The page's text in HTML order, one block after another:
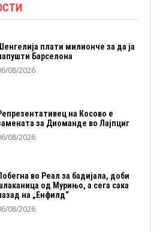
плати милионче за да ја
Барселона
08/2026
на Косово е
за Диоманде во Лајпциг
08/2026
во Реал за бадијала, доби
од Мурињо, а сега сака
на „Енфилд“
08/2026